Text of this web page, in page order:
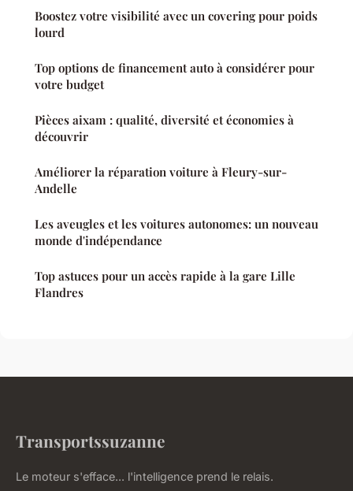
Boostez votre visibilité avec un covering pour poids
lourd
Top options de financement auto à considérer pour
votre budget
Pièces aixam : qualité, diversité et économies à
découvrir
Améliorer la réparation voiture à Fleury-sur-
Andelle
Les aveugles et les voitures autonomes: un nouveau
monde d'indépendance
Top astuces pour un accès rapide à la gare Lille
Flandres
Transportssuzanne
Le moteur s'efface... l'intelligence prend le relais.